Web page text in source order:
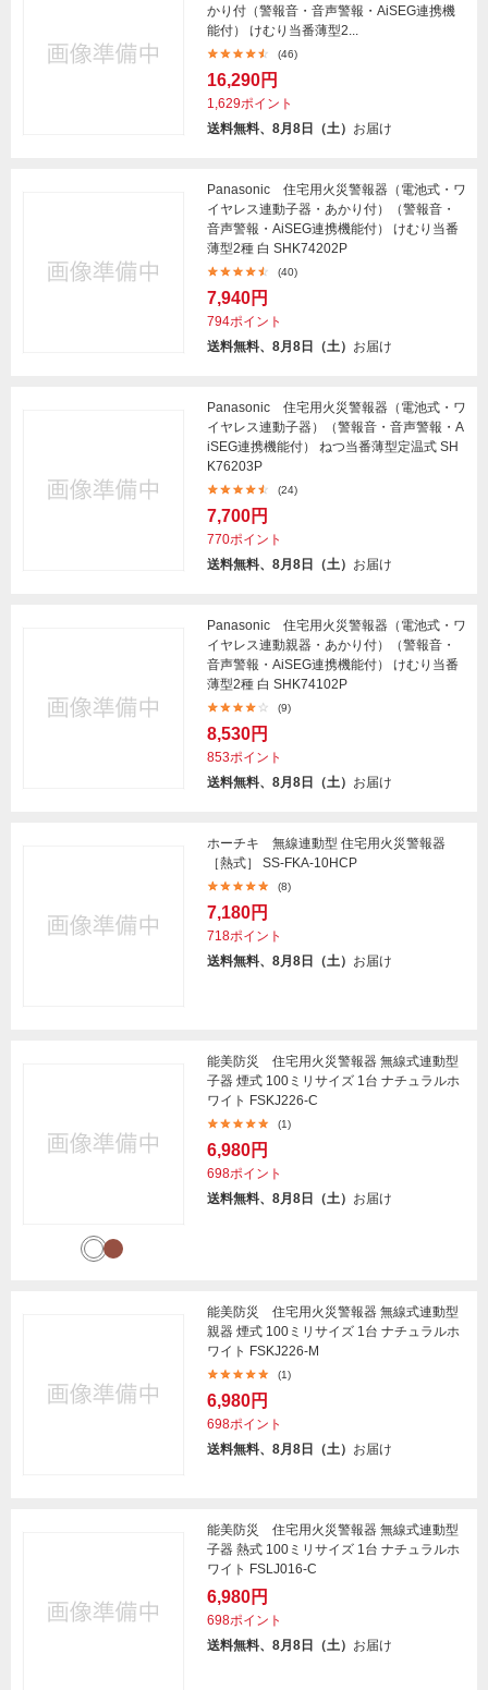
かり付（警報音・音声警報・AiSEG連携機
能付） けむり当番薄型2...
(46)
16,290円
1,629ポイント
送料無料、8月8日（土） お届け
Panasonic 住宅用火災警報器（電池式・ワ
イヤレス連動子器・あかり付）（警報音・
音声警報・AiSEG連携機能付） けむり当番
薄型2種 白 SHK74202P
(40)
7,940円
794ポイント
送料無料、8月8日（土） お届け
Panasonic 住宅用火災警報器（電池式・ワ
イヤレス連動子器）（警報音・音声警報・A
iSEG連携機能付） ねつ当番薄型定温式 SH
K76203P
(24)
7,700円
770ポイント
送料無料、8月8日（土） お届け
Panasonic 住宅用火災警報器（電池式・ワ
イヤレス連動親器・あかり付）（警報音・
音声警報・AiSEG連携機能付） けむり当番
薄型2種 白 SHK74102P
(9)
8,530円
853ポイント
送料無料、8月8日（土） お届け
ホーチキ 無線連動型 住宅用火災警報器
［熱式］ SS-FKA-10HCP
(8)
7,180円
718ポイント
送料無料、8月8日（土） お届け
能美防災 住宅用火災警報器 無線式連動型
子器 煙式 100ミリサイズ 1台 ナチュラルホ
ワイト FSKJ226-C
(1)
6,980円
698ポイント
送料無料、8月8日（土） お届け
能美防災 住宅用火災警報器 無線式連動型
親器 煙式 100ミリサイズ 1台 ナチュラルホ
ワイト FSKJ226-M
(1)
6,980円
698ポイント
送料無料、8月8日（土） お届け
能美防災 住宅用火災警報器 無線式連動型
子器 熱式 100ミリサイズ 1台 ナチュラルホ
ワイト FSLJ016-C
6,980円
698ポイント
送料無料、8月8日（土） お届け